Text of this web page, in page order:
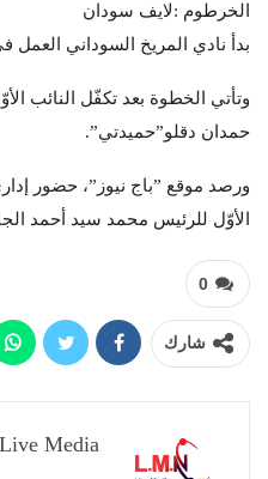
الخرطوم :لايف سودان
بدأ نادي المريخ السوداني العمل
وتأتي الخطوة بعد تكفّل النائب
حمدان دقلو”حميدتي”.
ورصد موقع ”باج نيوز”، حضور
الأوّل للرئيس محمد سيد أحمد
0
شارك
Live Media